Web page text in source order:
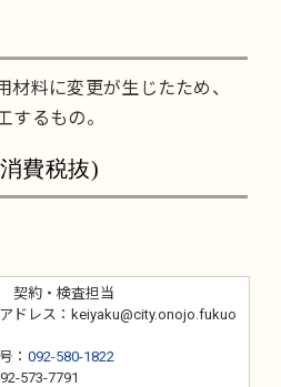
料に変更が生じたため、
するもの。
費税抜)
契約・検査担当
ドレス：keiyaku@city.onojo.fukuo
： 092-580-1822
573-7791